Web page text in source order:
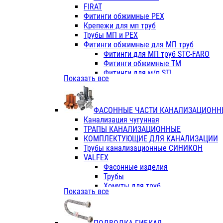
Фитинги ПП белые
Фитинги ПП белые
Фитинги ППс металл.белые
VALFEX
Трубы PE-RT
Трубы ПП водопровод белые
Трубы ПП водопровод серые
Трубы армированные
Трубы армированные
Фитинги с металл. серые
Фитинги ПП (серые)
Фитинги ПП белые
Краны
Фитинги ПП (белые)
Фитинги ПП с металлом белые
ПК КОНТУР
Краны полипропиленовые
Трубы полипропиленивые
FIRAT
Фитинги обжимные PEX
Крепежи для мп труб
Трубы МП и PEX
Фитинги обжимные для МП труб
Фитинги для МП труб STC-FARO
Фитинги обжимные ТМ
Фитинги для м/п STI
Фитинги для МП труб TITAN
TK
VALFEX
Показать все
ФАСОННЫЕ ЧАСТИ
Канализация чугунная
ТРАПЫ КАНАЛИЗАЦИОННЫЕ
КОМПЛЕКТУЮЩИЕ ДЛЯ КАНАЛИЗАЦИИ
Трубы канализационные СИНИКОН
VALFEX
Фасонные изделия
Трубы
Хомуты для труб
ПВХ (стройполимер)
Показать все